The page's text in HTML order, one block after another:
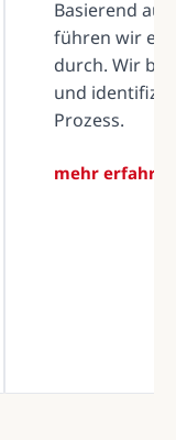
Basierend
führen wir
durch. Wir
und
Prozess.
mehr erfahren